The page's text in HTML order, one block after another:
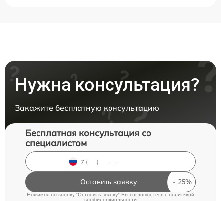
Нужна консультация?
Закажите бесплатную консультацию
Бесплатная консультация со
специалистом
Оставить заявку
Нажимая на кнопку "Оставить заявку" Вы соглашаетесь cполитикой
конфиденциальности